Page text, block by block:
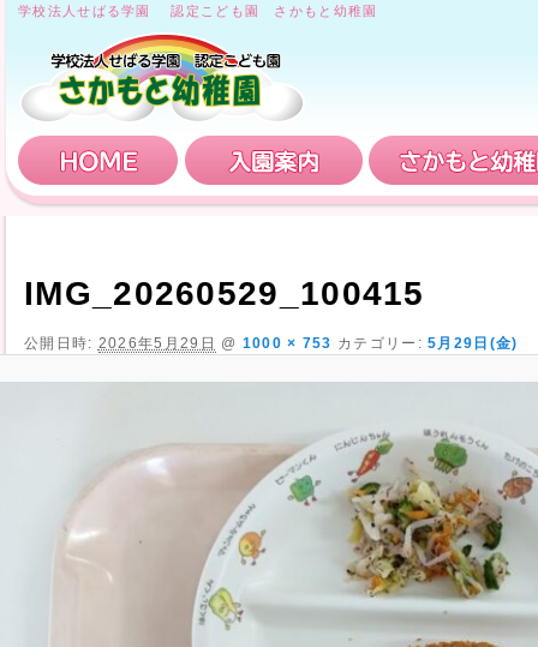
学校法人せばる学園 認定こども園 さかもと幼稚園
HOME 入園案内
IMG_20260529_100415
公開日時: 2026年5月29日 @ 1000 × 753 カテゴリー:5月29日(金)